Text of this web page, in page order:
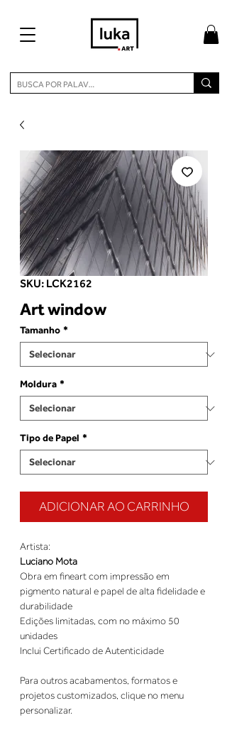
SKU: LCK2162
Art window
Tamanho *
Moldura *
Tipo de Papel *
ADICIONAR AO CARRINHO
Artista:
Luciano Mota
Obra em fineart com impressão em
pigmento natural e papel de alta fidelidade e
durabilidade
Edições limitadas, com no máximo 50
unidades
Inclui Certificado de Autenticidade
Para outros acabamentos, formatos e
projetos customizados, clique no menu
personalizar.